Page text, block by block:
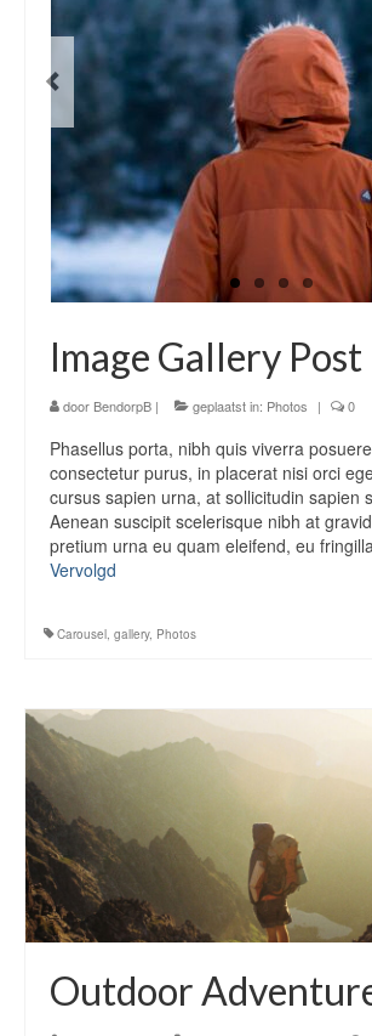
Image Gallery Post
door BendorpB | geplaatst in: Photos | 0
Phasellus porta, nibh quis viverra
consectetur purus, in placerat nisi orci
cursus sapien urna, at sollicitudin sapien
Aenean suscipit scelerisque nibh at
pretium urna eu quam eleifend, eu
Vervolgd
Carousel, gallery, Photos
Outdoor